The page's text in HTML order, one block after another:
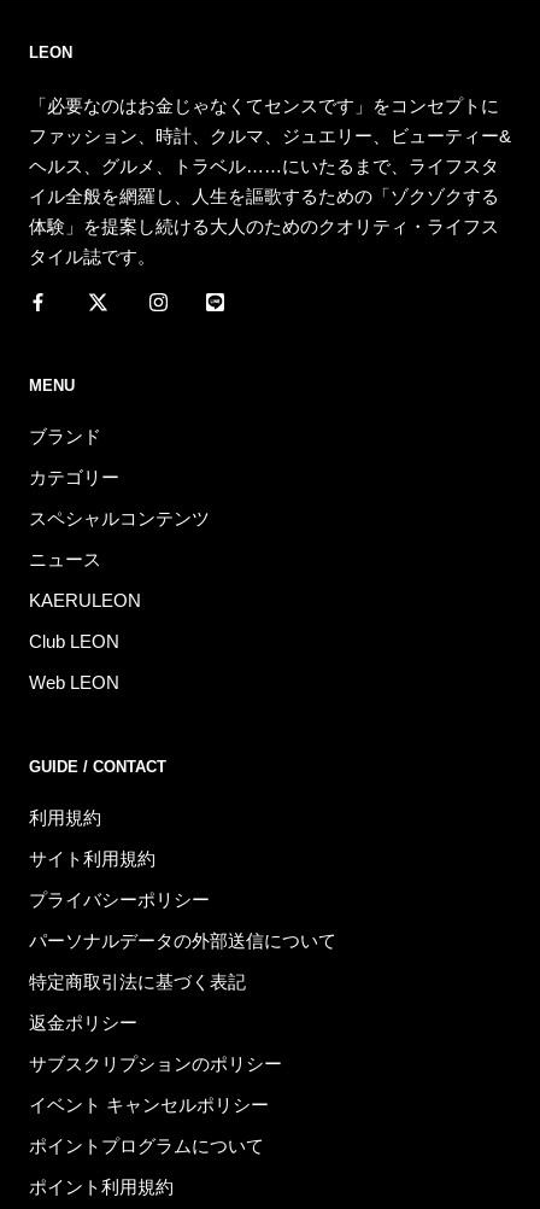
LEON
「必要なのはお金じゃなくてセンスです」をコンセプトに
ファッション、時計、クルマ、ジュエリー、ビューティー&
ヘルス、グルメ、トラベル……にいたるまで、ライフスタ
イル全般を網羅し、人生を謳歌するための「ゾクゾクする
体験」を提案し続ける大人のためのクオリティ・ライフス
タイル誌です。
MENU
ブランド
カテゴリー
スペシャルコンテンツ
ニュース
KAERULEON
Club LEON
Web LEON
GUIDE / CONTACT
利用規約
サイト利用規約
プライバシーポリシー
パーソナルデータの外部送信について
特定商取引法に基づく表記
返金ポリシー
サブスクリプションのポリシー
イベント キャンセルポリシー
ポイントプログラムについて
ポイント利用規約